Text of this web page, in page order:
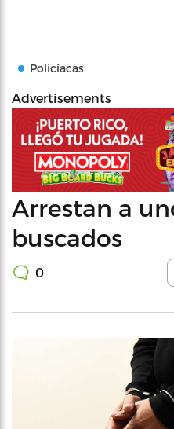
Policíacas
Advertisements
Arrestan a
buscados
0